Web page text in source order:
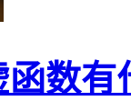
数有